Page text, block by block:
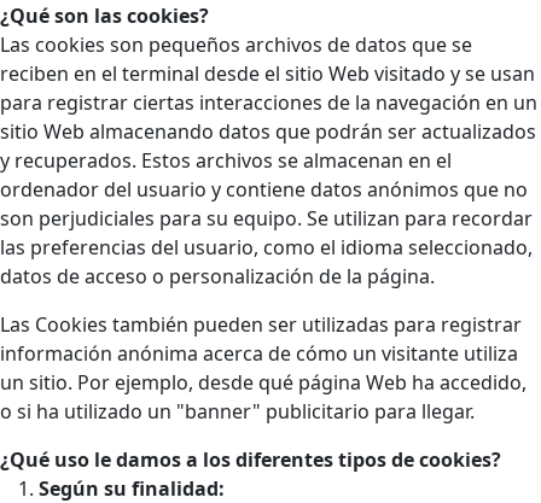
¿Qué son las cookies?
Las cookies son pequeños archivos de datos que se
reciben en el terminal desde el sitio Web visitado y se usan
para registrar ciertas interacciones de la navegación en un
sitio Web almacenando datos que podrán ser actualizados
y recuperados. Estos archivos se almacenan en el
ordenador del usuario y contiene datos anónimos que no
son perjudiciales para su equipo. Se utilizan para recordar
las preferencias del usuario, como el idioma seleccionado,
datos de acceso o personalización de la página.
Las Cookies también pueden ser utilizadas para registrar
información anónima acerca de cómo un visitante utiliza
un sitio. Por ejemplo, desde qué página Web ha accedido,
o si ha utilizado un "banner" publicitario para llegar.
¿Qué uso le damos a los diferentes tipos de cookies?
Según su finalidad: